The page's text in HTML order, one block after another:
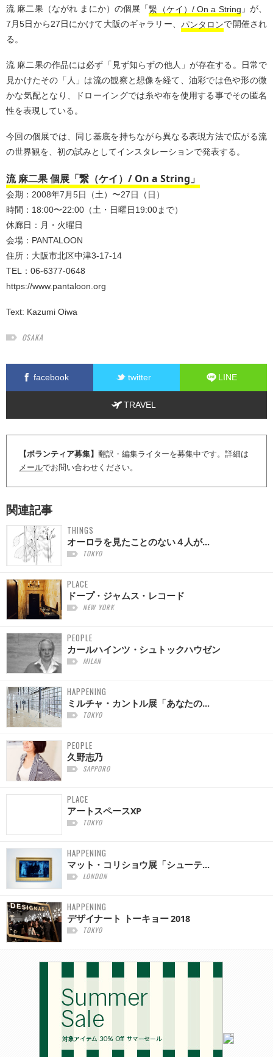
流 麻二果（ながれ まにか）の個展「繋（ケイ）/ On a String 」が、
7月5日から27日にかけて大阪のギャラリー、 パンタロンで開催され
る。
流 麻二果の作品には必ず「見ず知らずの他人」が存在する。日常で
見かけたその「人」は流の観察と想像を経て、油彩では色や形の微
かな気配となり、ドローイングでは糸や布を使用する事でその匿名
性を表現している。
今回の個展では、同じ基底を持ちながら異なる表現方法で広がる流
の世界観を、初の試みとしてインスタレーションで発表する。
流 麻二果 個展「繋（ケイ）/ On a String」
会期：2008年7月5日（土）〜27日（日）
時間：18:00〜22:00（土・日曜日19:00まで）
休廊日：月・火曜日
会場：PANTALOON
住所：大阪市北区中津3-17-14
TEL：06-6377-0648
https://www.pantaloon.org
Text: Kazumi Oiwa
OSAKA
facebook twitter LINE
TRAVEL
【ボランティア募集】 翻訳・編集ライターを募集中です。詳細は
メールでお問い合わせください。
関連記事
THINGS
オーロラを見たことのない４人が...
TOKYO
PLACE
ドープ・ジャムス・レコード
NEW YORK
PEOPLE
カールハインツ・シュトックハウゼン
MILAN
HAPPENING
ミルチャ・カントル展「あなたの...
TOKYO
PEOPLE
久野志乃
SAPPORO
PLACE
アートスペースXP
TOKYO
HAPPENING
マット・コリショウ展「シューテ...
LONDON
HAPPENING
デザイナート トーキョー 2018
TOKYO